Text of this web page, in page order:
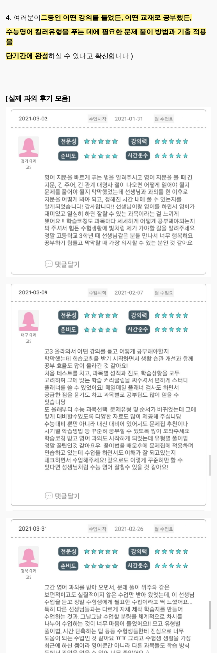
4. 여러분이그동안 어떤 강의를 들었든, 어떤 교재로 공부했든,
수능영어 킬러유형을 푸는 데에 필요한 문제 풀이 방법과 기출 적용
을
단기간에 완성하실 수 있다고 확신합니다:)
[실제 과외 후기 모음]